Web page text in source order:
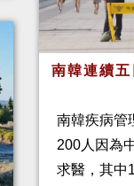
南韓連續
南韓疾病管
200人因為
求醫，其中